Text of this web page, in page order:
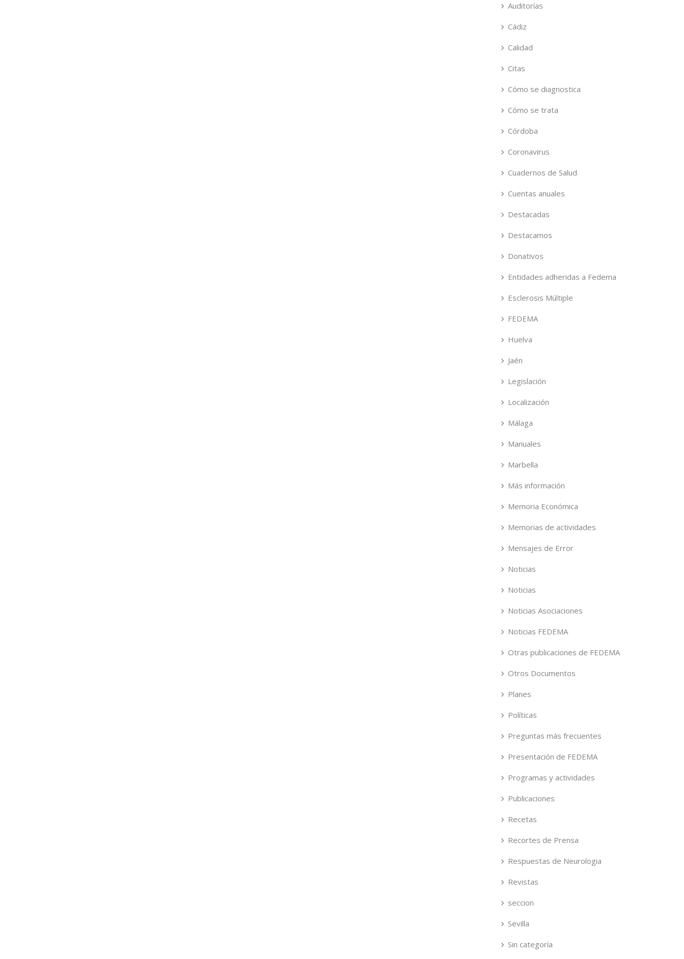
Auditorías
Cádiz
Calidad
Citas
Cómo se diagnostica
Cómo se trata
Córdoba
Coronavirus
Cuadernos de Salud
Cuentas anuales
Destacadas
Destacamos
Donativos
Entidades adheridas a Fedema
Esclerosis Múltiple
FEDEMA
Huelva
Jaén
Legislación
Localización
Málaga
Manuales
Marbella
Más información
Memoria Económica
Memorias de actividades
Mensajes de Error
Noticias
Noticias
Noticias Asociaciones
Noticias FEDEMA
Otras publicaciones de FEDEMA
Otros Documentos
Planes
Políticas
Preguntas más frecuentes
Presentación de FEDEMA
Programas y actividades
Publicaciones
Recetas
Recortes de Prensa
Respuestas de Neurologia
Revistas
seccion
Sevilla
Sin categoría